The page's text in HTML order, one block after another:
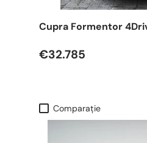
Cupra Formentor
€32.785
Comparaţie